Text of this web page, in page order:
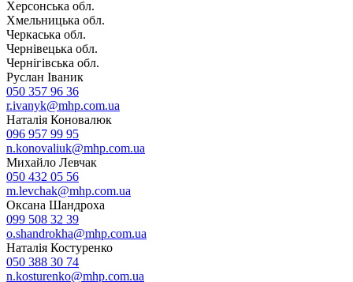
Херсонська обл.
Хмельницька обл.
Черкаська обл.
Чернівецька обл.
Чернігівська обл.
Руслан Іваник
050 357 96 36
r.ivanyk@mhp.com.ua
Наталія Коновалюк
096 957 99 95
n.konovaliuk@mhp.com.ua
Михайло Левчак
050 432 05 56
m.levchak@mhp.com.ua
Оксана Шандроха
099 508 32 39
o.shandrokha@mhp.com.ua
Наталія Костуренко
050 388 30 74
n.kosturenko@mhp.com.ua